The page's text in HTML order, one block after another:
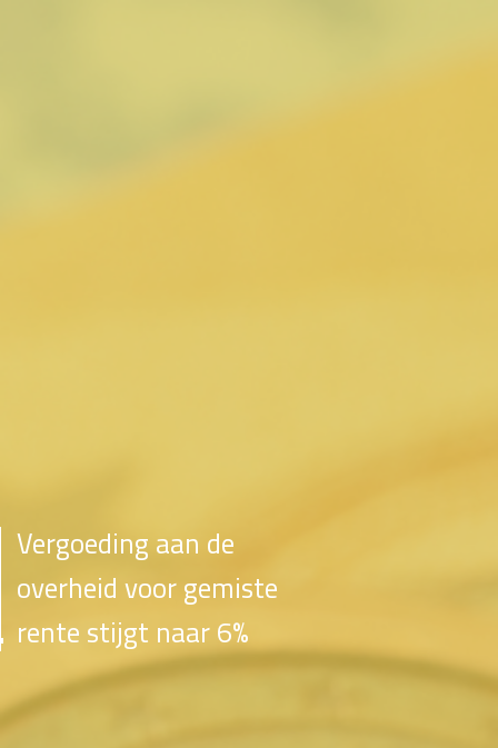
Vergoeding aan de
overheid voor gemiste
rente stijgt naar 6%